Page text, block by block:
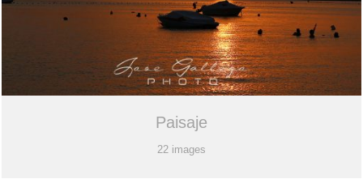
Paisaje
22 images